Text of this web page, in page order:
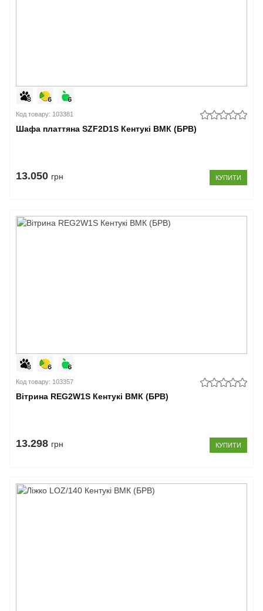
Код товару: 103381
Шафа платтяна SZF2D1S Кентукі ВМК (БРВ)
13.050 грн КУПИТИ
Код товару: 103357
Вітрина REG2W1S Кентукі ВМК (БРВ)
13.298 грн КУПИТИ